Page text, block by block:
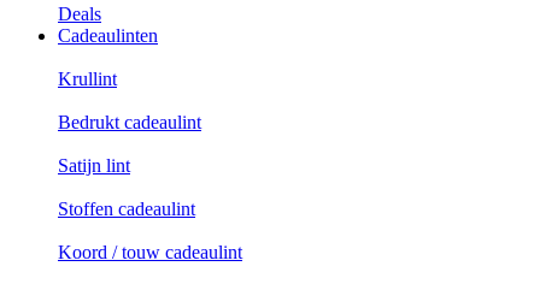
Deals
Cadeaulinten
Krullint
Bedrukt cadeaulint
Satijn lint
Stoffen cadeaulint
Koord / touw cadeaulint